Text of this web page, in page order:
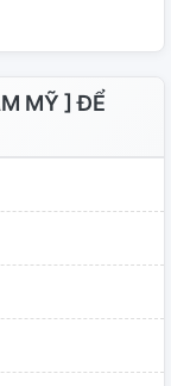
MỸ ] ĐỂ